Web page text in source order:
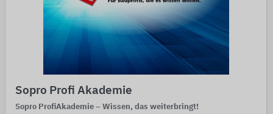
Sopro Profi Akademie
Sopro ProfiAkademie – Wissen, das weiterbringt!